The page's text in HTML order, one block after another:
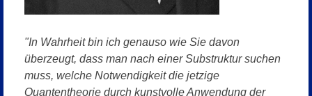
"In Wahrheit bin ich genauso wie Sie davon
überzeugt, dass man nach einer Substruktur suchen
muss, welche Notwendigkeit die jetzige
Quantentheorie durch kunstvolle Anwendung der